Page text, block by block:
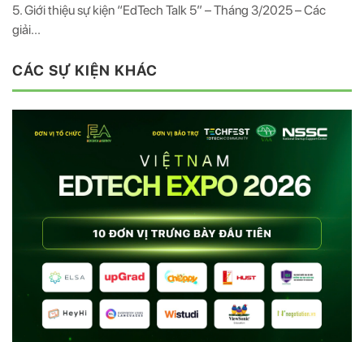
5. Giới thiệu sự kiện “EdTech Talk 5” – Tháng 3/2025 – Các
giải...
CÁC SỰ KIỆN KHÁC